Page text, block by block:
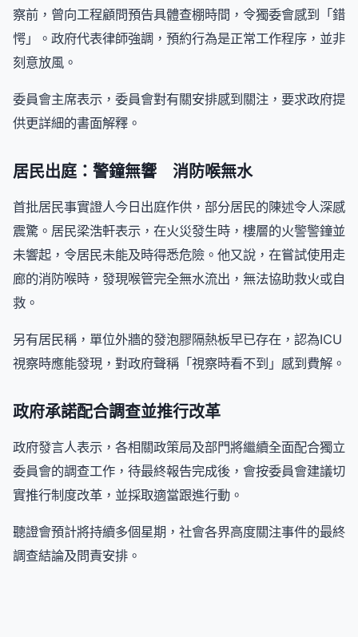
察前，曾向工程顧問預告具體查棚時間，令獨委會感到「錯
愕」。政府代表律師強調，預約行為是正常工作程序，並非
刻意放風。
委員會主席表示，委員會對有關安排感到關注，要求政府提
供更詳細的書面解釋。
居民出庭：警鐘無響 消防喉無水
首批居民事實證人今日出庭作供，部分居民的陳述令人深感
震驚。居民梁浩軒表示，在火災發生時，樓層的火警警鐘並
未響起，令居民未能及時得悉危險。他又說，在嘗試使用走
廊的消防喉時，發現喉管完全無水流出，無法協助救火或自
救。
另有居民稱，單位外牆的發泡膠隔熱板早已存在，認為ICU
視察時應能發現，對政府聲稱「視察時看不到」感到費解。
政府承諾配合調查並推行改革
政府發言人表示，各相關政策局及部門將繼續全面配合獨立
委員會的調查工作，待最終報告完成後，會按委員會建議切
實推行制度改革，並採取適當跟進行動。
聽證會預計將持續多個星期，社會各界高度關注事件的最終
調查結論及問責安排。